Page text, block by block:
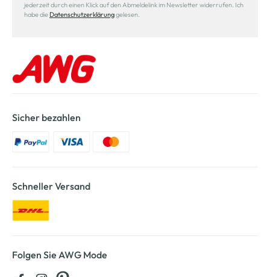
jederzeit durch einen Klick auf den Abmeldelink im Newsletter widerrufen. Ich
habe die Datenschutzerklärunggelesen.
Sicher bezahlen
Schneller Versand
Folgen Sie AWG Mode